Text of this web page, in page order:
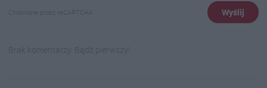
Chronione przez reCAPTCHA Wyślij
Brak komentarzy. Bądź pierwszy!